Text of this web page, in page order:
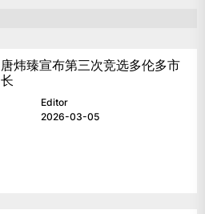
唐炜臻宣布第三次竞选多伦多市
长
Editor
2026-03-05